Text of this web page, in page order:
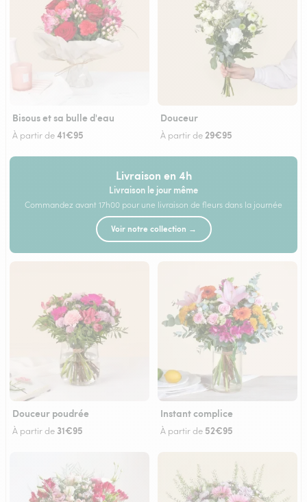
Bisous et sa bulle d'eau
À partir de41€95
Douceur
À partir de29€95
Livraison en 4h
Livraison le jour même
Commandez avant 17h00 pour une livraison de fleurs dans la journée
Voir notre collection →
Douceur poudrée
À partir de 31€95
Instant complice
À partir de 52€95